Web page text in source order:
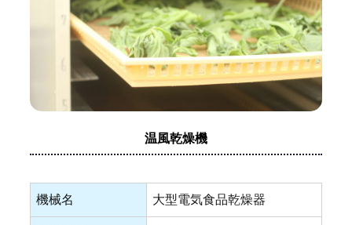
温風乾燥機
機械名 大型電気食品乾燥器